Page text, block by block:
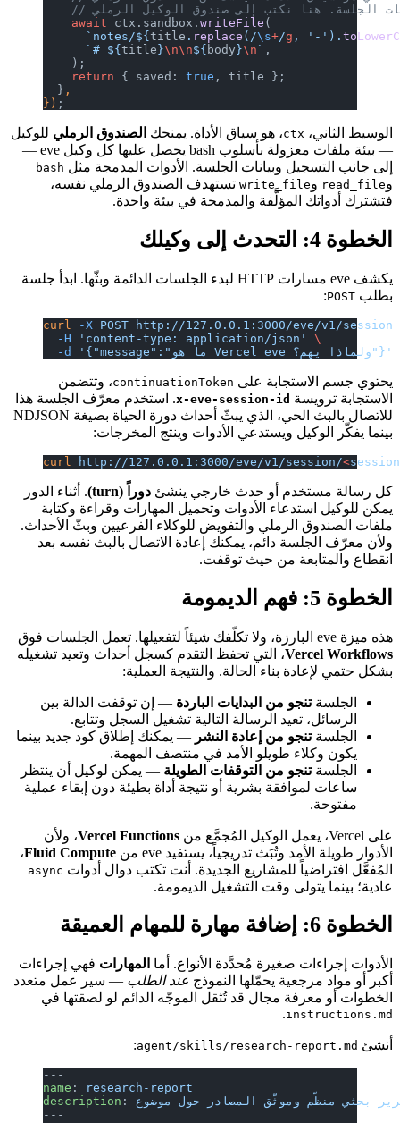
    await
ctx.sandbox.writeFile
      `notes/${
title .replace (/ \s+/ g , '-' ).
      `# ${
title} \n\n${body} \n `
    );
    return
{ saved: true
, title };
  }
})
الوسيط الثاني،ctx، هو سياق الأداة. يمنحكالصندوق الرملي للوكيل
— بيئة ملفات معزولة بأسلوب bash يحصل عليها كل وكيل eve —
إلى جانب التسجيل وبيانات الجلسة. الأدوات المدمجة مثل bash
read_fileو write_fileتستهدف الصندوق الرملي نفسه،
فتشترك أدواتك المؤلَّفة والمدمجة في بيئة واحدة.
الخطوة 4: التحدث إلى وكيلك
يكشف eve مسارات HTTP لبدء الجلسات الدائمة وبثّها. ابدأ جلسة
بطلبPOST
:
curl -X POST
http://127.0.0.1:3000/eve/v1/session
  -H
'content-type: application/json' \
  -d
'{"message":"ما هو Vercel eve ولماذا يهم؟"}'
يحتوي جسم الاستجابة على continuationToken، وتتضمن
الاستجابة ترويسةx-eve-session-id. استخدم معرّف الجلسة هذا
للاتصال بالبث الحي، الذي يبثّ أحداث دورة الحياة بصيغة NDJSON
بينما يفكّر الوكيل ويستدعي الأدوات وينتج المخرجات:
curl http://127.0.0.1:3000/eve/v1/session/<
كل رسالة مستخدم أو حدث خارجي ينشئدوراً (turn)
. أثناء الدور
يمكن للوكيل استدعاء الأدوات وتحميل المهارات وقراءة وكتابة
ملفات الصندوق الرملي والتفويض للوكلاء الفرعيين وبثّ الأحداث.
ولأن معرّف الجلسة دائم، يمكنك إعادة الاتصال بالبث نفسه بعد
انقطاع والمتابعة من حيث توقفت.
الخطوة 5: فهم الديمومة
هذه ميزة eve البارزة، ولا تكلّفك شيئاً لتفعيلها. تعمل الجلسات فوق
Vercel Workflows، التي تحفظ التقدم كسجل أحداث وتعيد تشغيله
بشكل حتمي لإعادة بناء الحالة. والنتيجة العملية:
الجلسةتنجو من البدايات الباردة— إن توقفت الدالة بين
الرسائل، تعيد الرسالة التالية تشغيل السجل وتتابع.
الجلسةتنجو من إعادة النشر— يمكنك إطلاق كود جديد بينما
يكون وكلاء طويلو الأمد في منتصف المهمة.
الجلسةتنجو من التوقفات الطويلة— يمكن لوكيل أن ينتظر
ساعات لموافقة بشرية أو نتيجة أداة بطيئة دون إبقاء عملية
مفتوحة.
على Vercel، يعمل الوكيل المُجمَّع من Vercel Functions، ولأن
الأدوار طويلة الأمد وتُبَث تدريجياً، يستفيد eve من
Fluid Compute،
المُفعَّل افتراضياً للمشاريع الجديدة. أنت تكتب دوال أدواتasync
عادية؛ بينما يتولى وقت التشغيل الديمومة.
الخطوة 6: إضافة مهارة للمهام العميقة
الأدوات إجراءات صغيرة مُحدَّدة الأنواع. أماالمهاراتفهي إجراءات
أكبر أو مواد مرجعية يحمّلها النموذجعند الطلب— سير عمل متعدد
الخطوات أو معرفة مجال قد تُثقل الموجّه الدائم لو لصقتها في
instructions.md
.
أنشئagent/skills/research-report.md
:
---
name
: research-report
description
:
---